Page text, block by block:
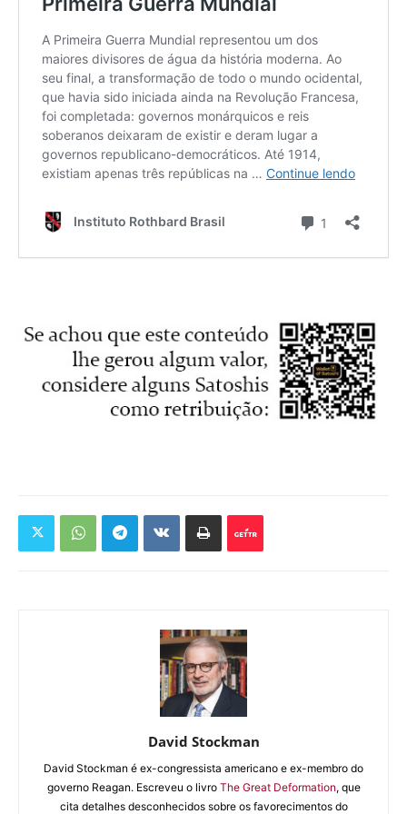
David Stockman
David Stockman é ex-congressista americano e ex-membro do
governo Reagan. Escreveu o livro The Great Deformation, que
cita detalhes desconhecidos sobre os favorecimentos do